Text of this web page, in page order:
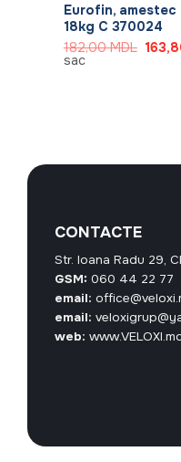
Eurofin, amestec
18kg C 370024
182,00MDL Prețul
inițial
sac
CONTACTE
Str. Ioana Radu 29,
GSM: 060 44 22 77
email:
email:
web: